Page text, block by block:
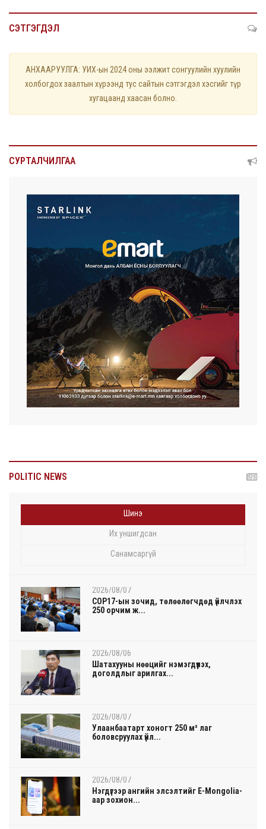
СЭТГЭГДЭЛ
АНХААРУУЛГА: УИХ-ын 2024 оны ээлжит сонгуулийн хуулийн
холбогдох заалтын хүрээнд тус сайтын сэтгэгдэл хэсгийг түр
хугацаанд хаасан болно.
СУРТАЛЧИЛГАА
POLITIC NEWS
Шинэ
Их уншигдсан
Санамсаргүй
2026/08/07
COP17-ын зочид, төлөөлөгчдөд үйлчлэх
250 орчим ж...
2026/08/06
Шатахууны нөөцийг нэмэгдүүлэх,
доголдлыг арилгах...
2026/08/07
Улаанбаатарт хоногт 250 м³ лаг
боловсруулах үйл...
2026/08/07
Нэгдүгээр ангийн элсэлтийг E-Mongolia-
аар зохион...